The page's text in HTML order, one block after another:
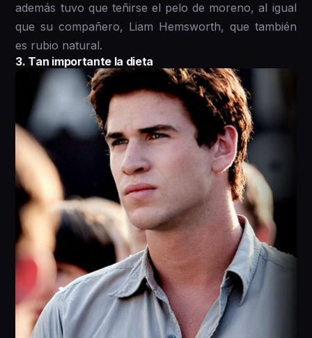
además tuvo que teñirse el pelo de moreno, al igual
que su compañero, Liam Hemsworth, que también
es rubio natural.
3. Tan importante la dieta